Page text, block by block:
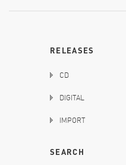
RELEASES
CD
DIGITAL
IMPORT
SEARCH